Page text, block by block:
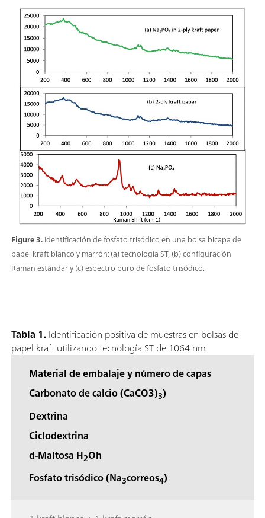
Figure 3.Identificación de fosfato trisódico en una bolsa bicapa de
papel kraft blanco y marrón: (a) tecnología ST, (b) configuración
Raman estándar y (c) espectro puro de fosfato trisódico.
Tabla 1.Identificación positiva de muestras en bolsas de
papel kraft utilizando tecnología ST de 1064 nm.
Material de embalaje y número de capas
Carbonato de calcio (CaCO3)3)
Dextrina
Ciclodextrina
d-Maltosa H2Oh
Fosfato trisódico (Na3correos4)